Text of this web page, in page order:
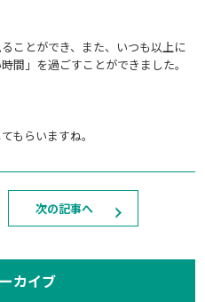
ことができ、また、いつも以上に
間」を過ごすことができました。
もらいますね。
次の記事へ
カイブ